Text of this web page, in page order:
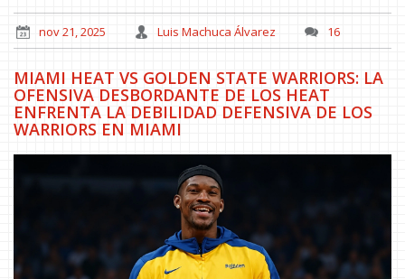
nov 21, 2025 Luis Machuca Álvarez 16
MIAMI HEAT VS GOLDEN STATE WARRIORS: LA
OFENSIVA DESBORDANTE DE LOS HEAT
ENFRENTA LA DEBILIDAD DEFENSIVA DE LOS
WARRIORS EN MIAMI